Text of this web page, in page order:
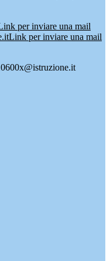
per inviare una mail
Link per inviare una mail